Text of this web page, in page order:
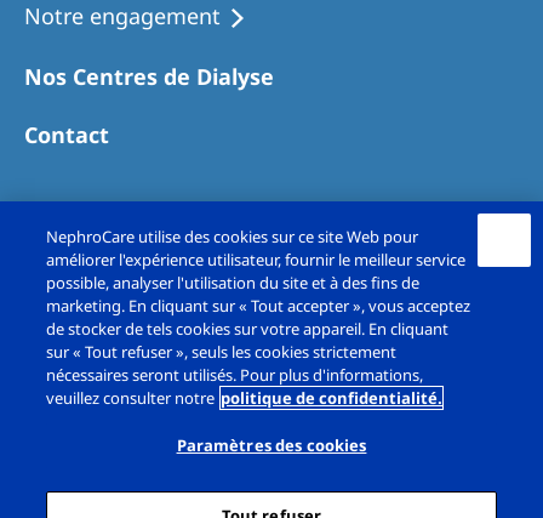
Notre engagement
Nos Centres de Dialyse
Contact
Copyright© Fresenius Medical Care France SAS
2026. All rights reserved.
Mentions légales
Politique de confidentialité
NephroCare utilise des cookies sur ce site Web pour
améliorer l'expérience utilisateur, fournir le meilleur service
possible, analyser l'utilisation du site et à des fins de
marketing. En cliquant sur « Tout accepter », vous acceptez
de stocker de tels cookies sur votre appareil. En cliquant
sur « Tout refuser », seuls les cookies strictement
nécessaires seront utilisés. Pour plus d'informations,
veuillez consulter notre politique de confidentialité.
Paramètres des cookies